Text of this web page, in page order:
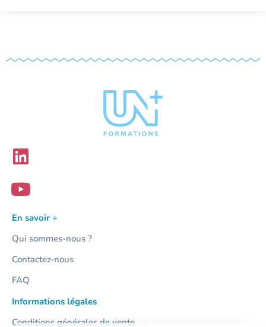
En savoir +
Qui sommes-nous ?
Contactez-nous
FAQ
Informations légales
Conditions générales de vente